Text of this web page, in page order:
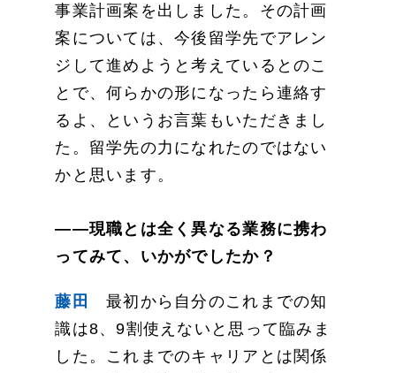
事業計画案を出しました。その計画
案については、今後留学先でアレン
ジして進めようと考えているとのこ
とで、何らかの形になったら連絡す
るよ、というお言葉もいただきまし
た。留学先の力になれたのではない
かと思います。
――現職とは全く異なる業務に携わ
ってみて、いかがでしたか？
藤田
最初から自分のこれまでの知
識は8、9割使えないと思って臨みま
した。これまでのキャリアとは関係